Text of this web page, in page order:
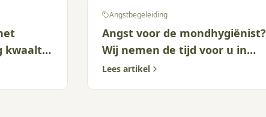
kwaaltje
Angstbegeleiding
Angst voor de mondhygiënist?
Wij nemen de tijd voor u in
Haarlem Zuid.
Lees artikel